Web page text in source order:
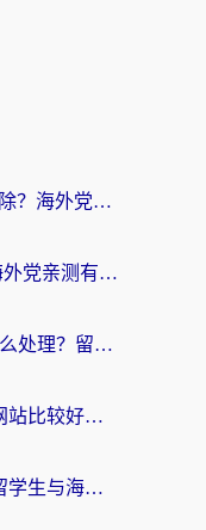
优酷手机app地域限制怎么解除？海外党亲测有效的追剧方案
全民K歌国外如何听原唱？海外党亲测有效的回国加速器选择指南
在海外如果使用交管12123怎么处理？留学生亲测有效的回国加速方案
海外看国内电视直播用什么网站比较好？一篇解决你所有追剧难题的实用指南
在国外如何打开中国网站？留学生与海外华人的无缝访问指南